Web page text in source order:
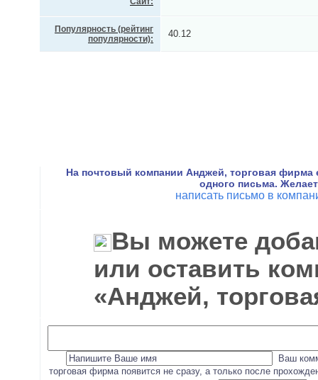
Популярность (рейтинг
популярности):
40.12
На почтовый компании Анджей, торговая
одного письма.
написать письмо в
Вы можете
или оставить
«Анджей,
Ваш
торговая фирма появится не сразу, а только после